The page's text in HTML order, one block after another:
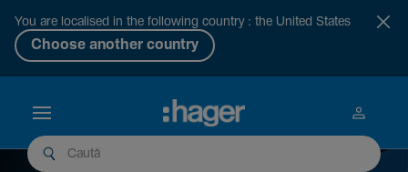
You are localised in the following country : the United States
Choose another country